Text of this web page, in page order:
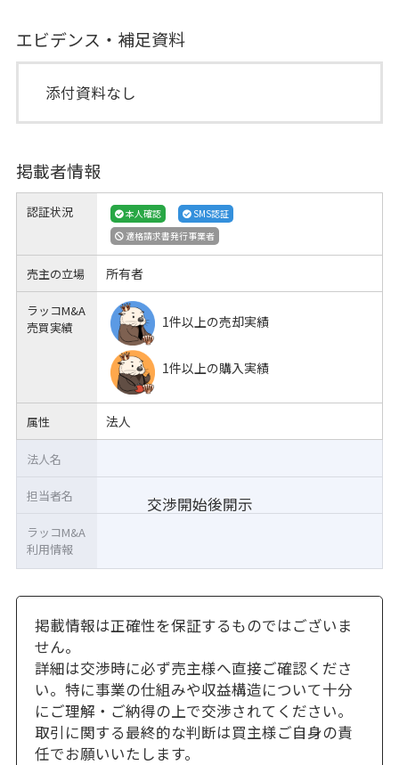
エビデンス・補足資料
添付資料なし
掲載者情報
認証状況 本人確認
SMS認証
適格請求書発行事業者
売主の立場 所有者
ラッコM&A
売買実績
1件以上の売却実績
1件以上の購入実績
属性 法人
交渉開始後開示
法人名
担当者名
ラッコM&A
利用情報
掲載情報は正確性を保証するものではございま
せん。
詳細は交渉時に必ず売主様へ直接ご確認くださ
い。特に事業の仕組みや収益構造について十分
にご理解・ご納得の上で交渉されてください。
取引に関する最終的な判断は買主様ご自身の責
任でお願いいたします。